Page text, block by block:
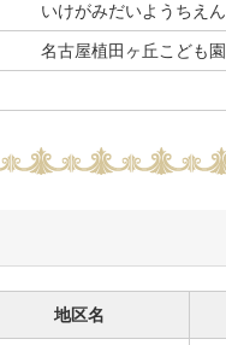
いけがみだいようちえん
名古屋植田ヶ丘こども園
地区名